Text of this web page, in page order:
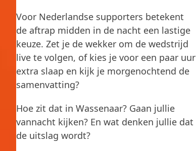
Voor Nederlandse supporters betekent
de aftrap midden in de nacht een lastige
keuze. Zet je de wekker om de wedstrijd
live te volgen, of kies je voor een paar uur
extra slaap en kijk je morgenochtend de
samenvatting?
Hoe zit dat in Wassenaar? Gaan jullie
vannacht kijken? En wat denken jullie dat
de uitslag wordt?